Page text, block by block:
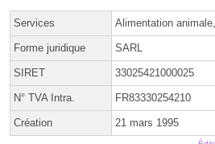
Services Alimentation
Forme juridique SARL
SIRET 33025421000025
N° TVA Intra. FR83330254210
Création 21 mars 1995